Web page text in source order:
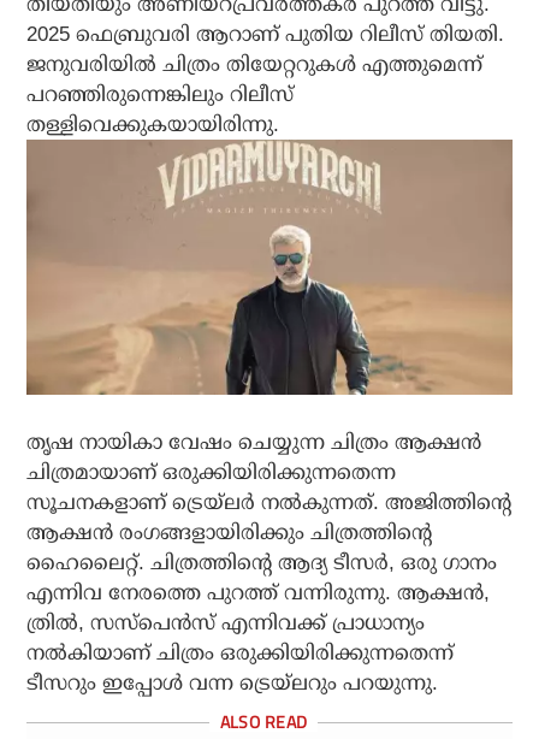
2025 ഫെബ്രുവരി ആറാണ് പുതിയ റിലീസ് തിയതി.
ജനുവരിയില്‍ ചിത്രം തിയേറ്ററുകള്‍ എത്തുമെന്ന്
പറഞ്ഞിരുന്നെങ്കിലും റിലീസ്
തള്ളിവെക്കുകയായിരിന്നു.
തൃഷ നായികാ വേഷം ചെയ്യുന്ന ചിത്രം ആക്ഷന്‍
ചിത്രമായാണ് ഒരുക്കിയിരിക്കുന്നതെന്ന
സൂചനകളാണ് ട്രെയ്ലര്‍ നല്‍കുന്നത്. അജിത്തിന്റെ
ആക്ഷന്‍ രംഗങ്ങളായിരിക്കും ചിത്രത്തിന്റെ
ഹൈലൈറ്റ്. ചിത്രത്തിന്റെ ആദ്യ ടീസര്‍, ഒരു ഗാനം
എന്നിവ നേരത്തെ പുറത്ത് വന്നിരുന്നു. ആക്ഷന്‍,
ത്രില്‍, സസ്‌പെന്‍സ് എന്നിവക്ക് പ്രാധാന്യം
നല്‍കിയാണ് ചിത്രം ഒരുക്കിയിരിക്കുന്നതെന്ന്
ടീസറും ഇപ്പോള്‍ വന്ന ട്രെയ്ലറും പറയുന്നു.